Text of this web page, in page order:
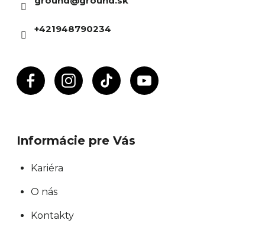
+421948790234
Informácie pre Vás
Kariéra
O nás
Kontakty